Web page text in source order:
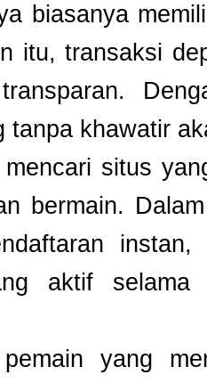
biasanya
itu, transaksi
tanpa khawatir
situs
bermain.
aktif
yang